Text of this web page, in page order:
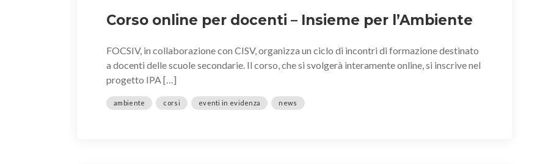
Corso online per docenti – Insieme per l’Ambiente
FOCSIV, in collaborazione con CISV, organizza un ciclo di incontri di formazione destinato
a docenti delle scuole secondarie. Il corso, che si svolgerà interamente online, si inscrive nel
progetto IPA […]
ambiente corsi eventi in evidenza news